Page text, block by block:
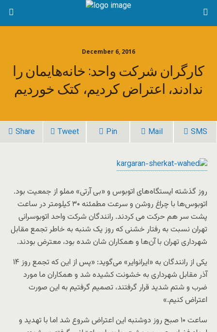
December 6, 2016
کارگران شرکت واحد: خانه‌هایمان را
ندادند، اعتراض کردیم، کتک خوردیم
Share Tweet Pin Mail SMS
روز گذشته ایستگاه‌های اتوبوس و «بی آرتی» مملو از جمعیت بود.
اتوبوس‌ها با چراغ روشن و سرعت مطمئنه ۳۰ کیلومتر در ساعت
پشت سر هم حرکت می کردند. رانندگان شرکت واحد اتوبوس‎رانی
تهران نسبت به رفتار خشنی که روز یک شنبه به خاطر تجمع مقابل
شهرداری تهران با آن‌ها و همکاران شان شده بود، معترض بودند.
یکی از رانندگان به «ایران‎وایر» می‌گوید: «پس از این که تجمع روز ۱۴
آذر مقابل شهرداری به خشونت کشیده شد و همکاران ما مورد
ضرب و شتم شدید قرار گرفتند، تصمیم گرفتیم به این صورت
اعتراض کنیم.»
ساعت ۱۰ صبح روز دوشنبه این اعتراض شروع شد اما با تهدید و